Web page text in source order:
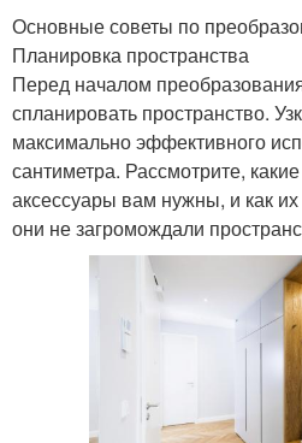
Основные советы по
Планировка пространства
Перед началом
спланировать пространство.
максимально эффективного
сантиметра. Рассмотрите,
аксессуары вам нужны, и как их
они не загромождали